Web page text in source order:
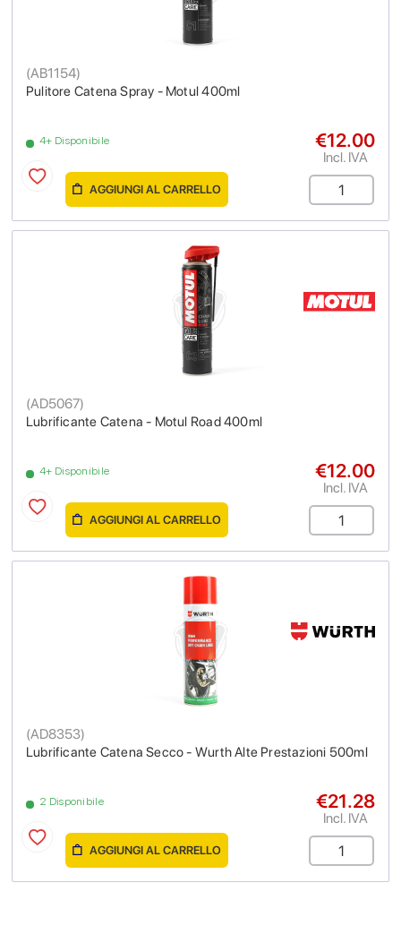
Pulitore Catena Spray - Motul 400ml
(AB1154)
4+ Disponibile €12.00
Incl. IVA
AGGIUNGI AL CARRELLO
Lubrificante Catena - Motul Road 400ml
(AD5067)
4+ Disponibile €12.00
Incl. IVA
AGGIUNGI AL CARRELLO
Lubrificante Catena Secco - Wurth Alte Prestazioni 500ml
(AD8353)
2 Disponibile €21.28
Incl. IVA
AGGIUNGI AL CARRELLO